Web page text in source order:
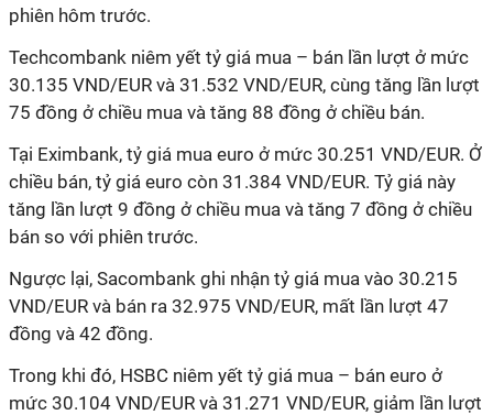
phiên hôm trước.
Techcombank niêm yết tỷ giá mua – bán lần lượt ở mức
30.135 VND/EUR và 31.532 VND/EUR, cùng tăng lần lượt
75 đồng ở chiều mua và tăng 88 đồng ở chiều bán.
Tại Eximbank, tỷ giá mua euro ở mức 30.251 VND/EUR. Ở
chiều bán, tỷ giá euro còn 31.384 VND/EUR. Tỷ giá này
tăng lần lượt 9 đồng ở chiều mua và tăng 7 đồng ở chiều
bán so với phiên trước.
Ngược lại, Sacombank ghi nhận tỷ giá mua vào 30.215
VND/EUR và bán ra 32.975 VND/EUR, mất lần lượt 47
đồng và 42 đồng.
Trong khi đó, HSBC niêm yết tỷ giá mua – bán euro ở
mức 30.104 VND/EUR và 31.271 VND/EUR, giảm lần lượt